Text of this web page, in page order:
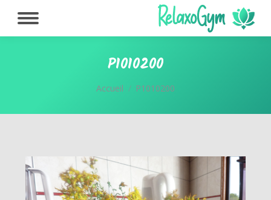
P1010200
Vous êtes ici :
Accueil P1010200